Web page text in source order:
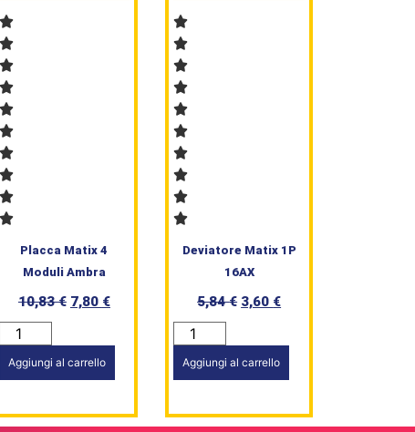
Placca Matix 4
Moduli Ambra
10,83€ 7,80 €
Aggiungi al carrello
Deviatore Matix 1P
16AX
5,84€ 3,60 €
Aggiungi al carrello